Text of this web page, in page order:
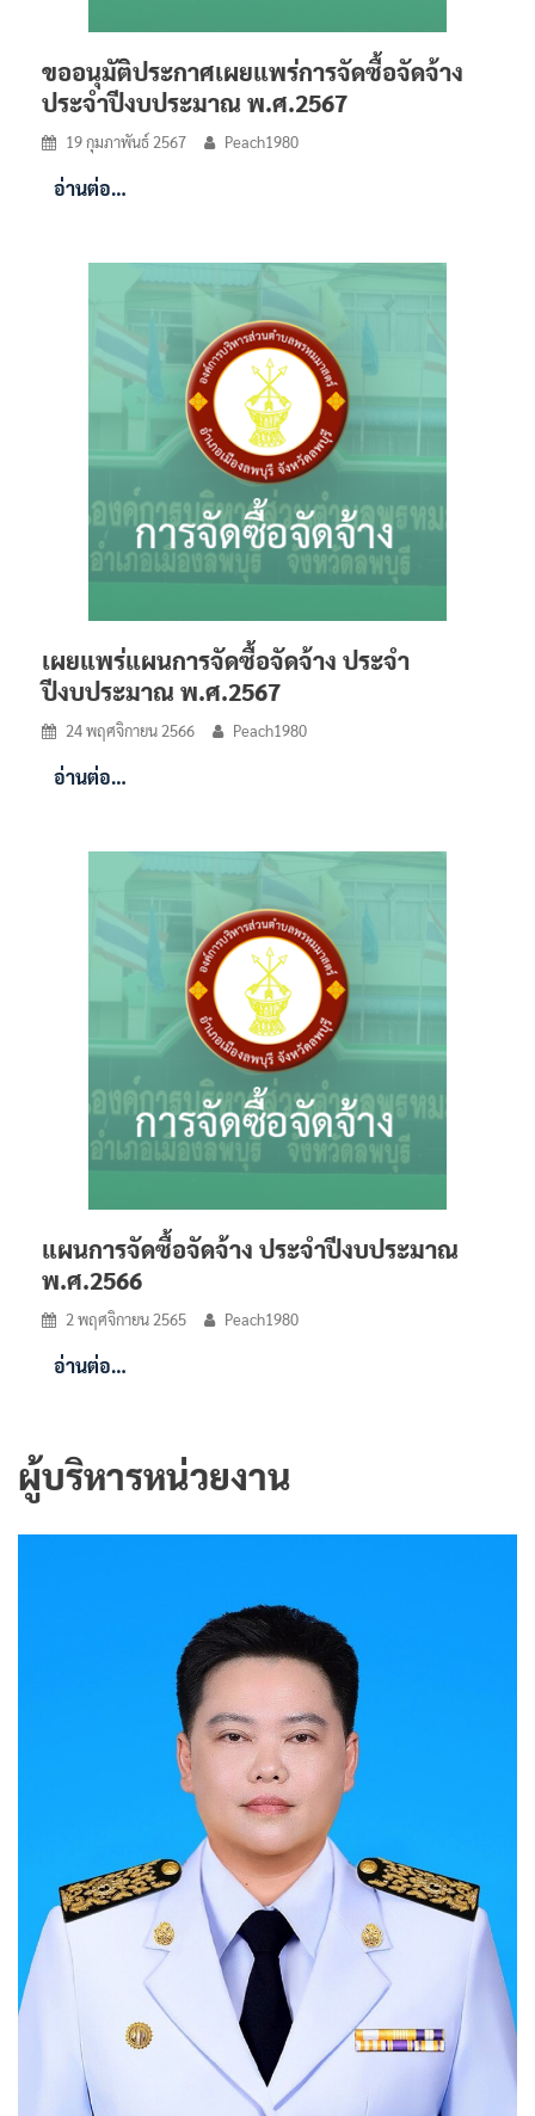
ขออนุมัติประกาศเผยแพร่การจัดซื้อจัดจ้าง
ประจำปีงบประมาณ พ.ศ.2567
19 กุมภาพันธ์ 2567 Peach1980
อ่านต่อ…
เผยแพร่แผนการจัดซื้อจัดจ้าง ประจำ
ปีงบประมาณ พ.ศ.2567
24 พฤศจิกายน 2566 Peach1980
อ่านต่อ…
แผนการจัดซื้อจัดจ้าง ประจำปีงบประมาณ
พ.ศ.2566
2 พฤศจิกายน 2565 Peach1980
อ่านต่อ…
ผู้บริหารหน่วยงาน